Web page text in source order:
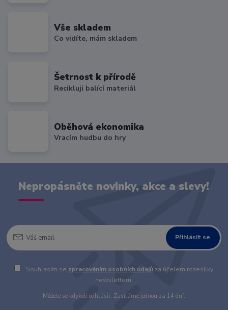
Vše skladem
Co vidíte, mám skladem
Šetrnost k přírodě
Recikluji balící materiál
Oběhová ekonomika
Vracím hudbu do hry
Nepropásněte novinky, akce a slevy!
Přihlásit se
Souhlasím se zpracováním osobních údajů za účelem rozesílky
newsletteru.
Můžete se kdykoli odhlásit. Zasíláme jednou za 14 dní.